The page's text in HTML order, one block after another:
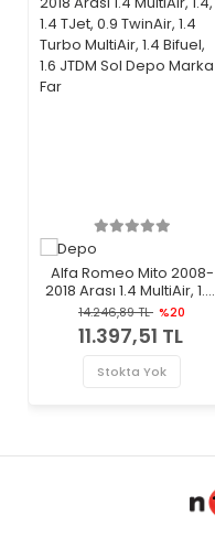
Alfa Romeo Mito 2008-
2018 Arası 1.4 MultiAir, 1.4,
1.4 TJet, 0.9 TwinAir, 1.4
Turbo MultiAir, 1.4 Bifuel,
1.6 JTDM Sol Depo Marka
14.246,89 TL %20
11.397,51 TL
Stokta Yok